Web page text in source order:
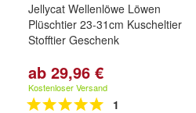
Jellycat Wellenlöwe Löwen
Plüschtier 23-31cm Kuscheltier
Stofftier Geschenk
ab 29,96 €
Kostenloser Versand
1